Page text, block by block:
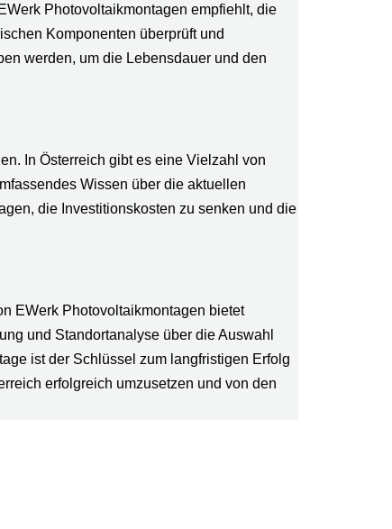
Photovoltaikmontagen empfiehlt, die
Komponenten überprüft und
werden, um die Lebensdauer und den
In Österreich gibt es eine Vielzahl von
Wissen über die aktuellen
die Investitionskosten zu senken und die
EWerk Photovoltaikmontagen bietet
und Standortanalyse über die Auswahl
ist der Schlüssel zum langfristigen Erfolg
erfolgreich umzusetzen und von den